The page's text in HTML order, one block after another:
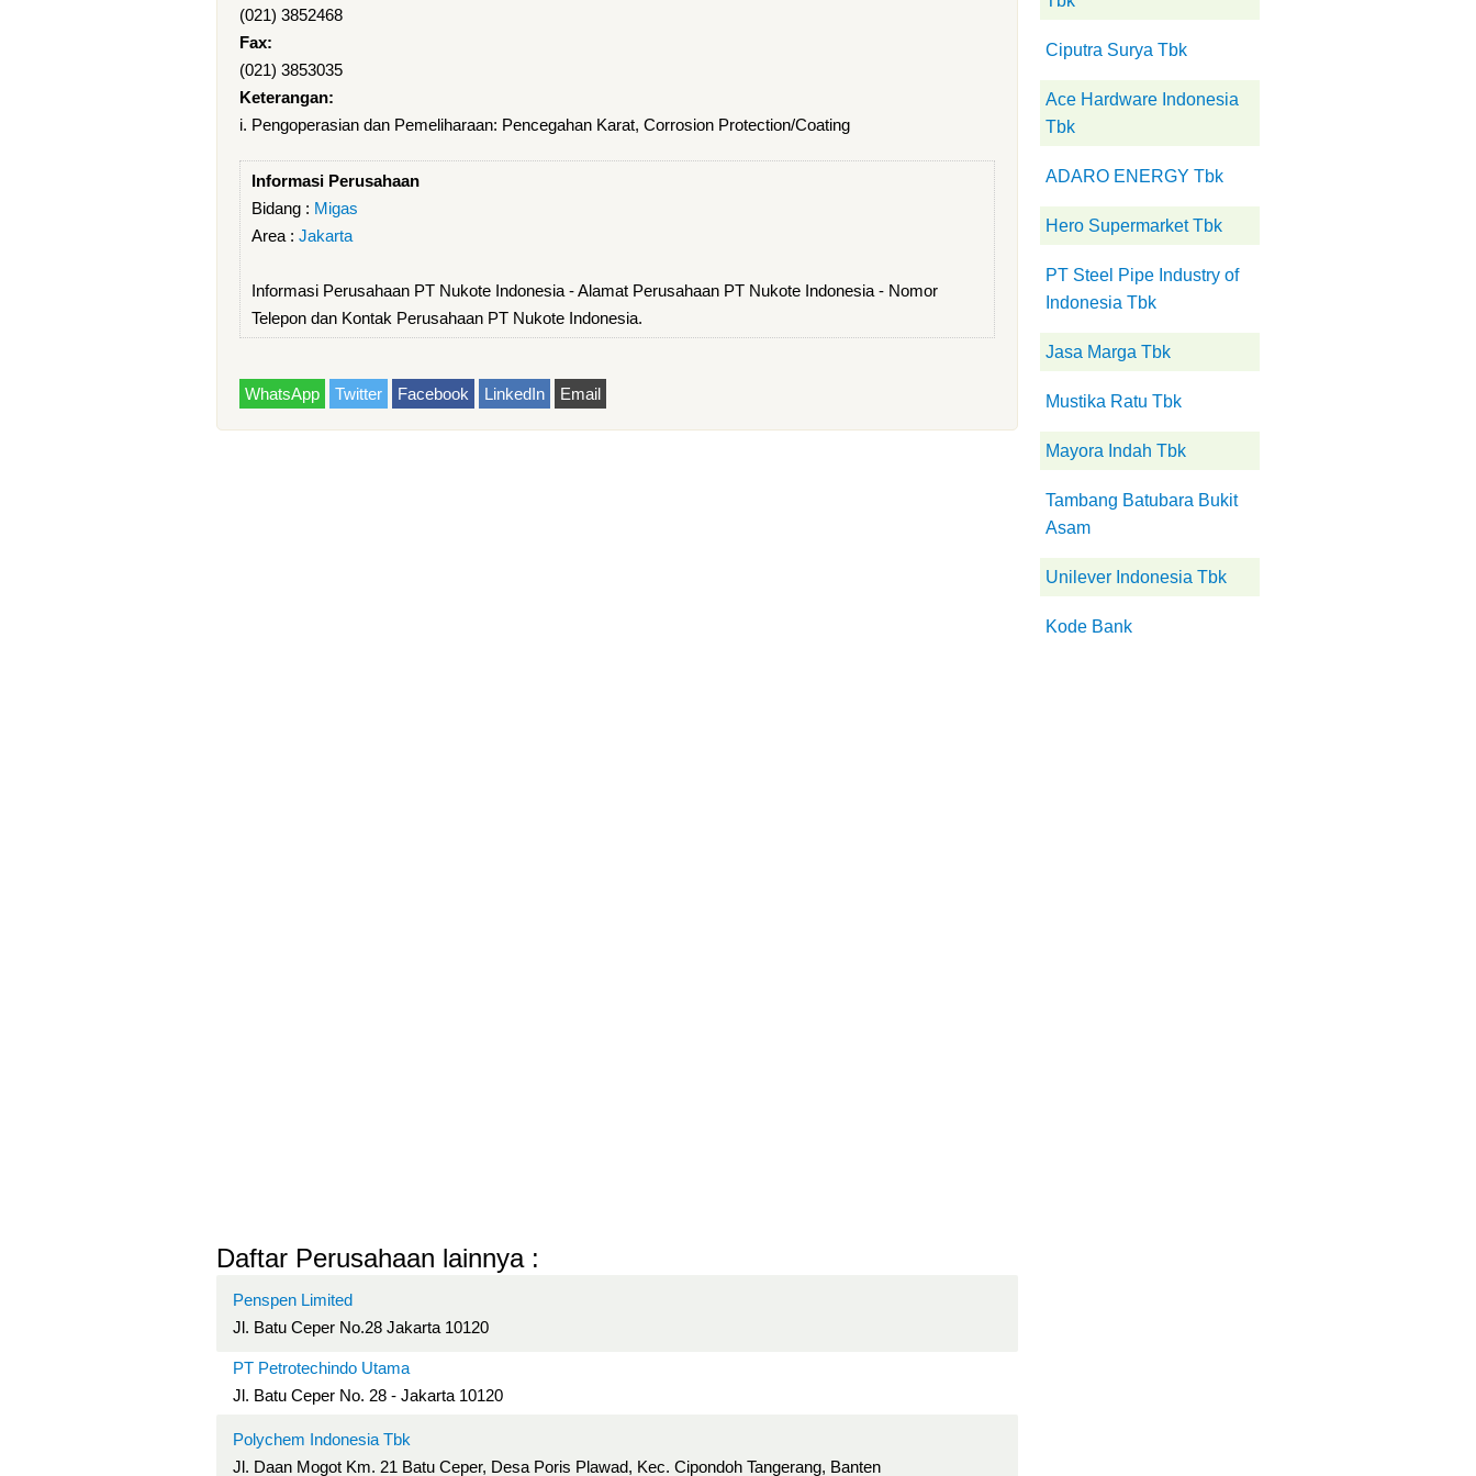
(021) 3852468
Fax:
(021) 3853035
Keterangan:
i. Pengoperasian dan Pemeliharaan: Pencegahan Karat, Corrosion Protection/Coating
Informasi Perusahaan
Bidang : Migas
Area : Jakarta
Informasi Perusahaan PT Nukote Indonesia - Alamat Perusahaan PT Nukote Indonesia - Nomor
Telepon dan Kontak Perusahaan PT Nukote Indonesia.
WhatsApp Twitter Facebook LinkedIn Email
Daftar Perusahaan lainnya :
Penspen Limited
Jl. Batu Ceper No.28 Jakarta 10120
PT Petrotechindo Utama
Jl. Batu Ceper No. 28 - Jakarta 10120
Polychem Indonesia Tbk
Jl. Daan Mogot Km. 21 Batu Ceper, Desa Poris Plawad, Kec. Cipondoh Tangerang, Banten
Ciputra Surya Tbk
Ace Hardware Indonesia
Tbk
ADARO ENERGY Tbk
Hero Supermarket Tbk
PT Steel Pipe Industry of
Indonesia Tbk
Jasa Marga Tbk
Mustika Ratu Tbk
Mayora Indah Tbk
Tambang Batubara Bukit
Asam
Unilever Indonesia Tbk
Kode Bank